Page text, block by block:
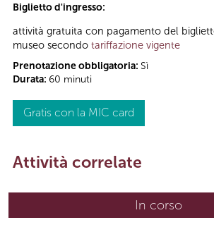
Biglietto d'ingresso:
attività gratuita con pagamento del
museo secondo tariffazione vigente
Prenotazione obbligatoria: Sì
Durata: 60 minuti
Gratis con la MIC card
Attività correlate
In corso